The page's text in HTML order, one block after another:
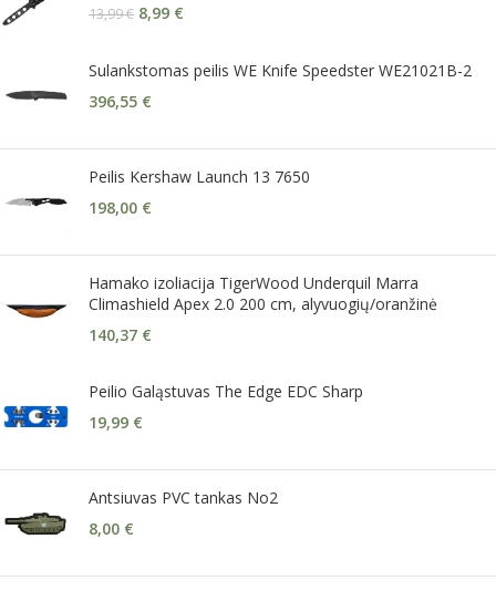
13,99€ 8,99 €
Sulankstomas peilis WE Knife Speedster WE21021B-2
396,55 €
Peilis Kershaw Launch 13 7650
198,00 €
Hamako izoliacija TigerWood Underquil Marra
Climashield Apex 2.0 200 cm, alyvuogių/oranžinė
140,37 €
Peilio Galąstuvas The Edge EDC Sharp
19,99 €
Antsiuvas PVC tankas No2
8,00 €